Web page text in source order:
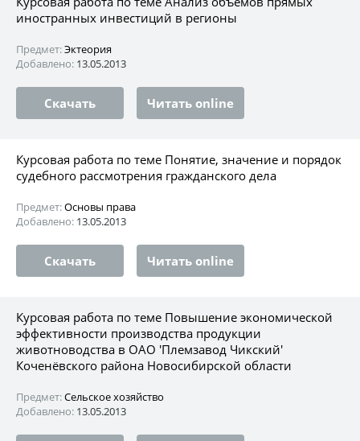
иностранных инвестиций в регионы
Предмет:Эктеория
Добавлено: 13.05.2013
Скачать Читать online
Курсовая работа по теме Понятие, значение и порядок
судебного рассмотрения гражданского дела
Предмет:Основы права
Добавлено: 13.05.2013
Скачать Читать online
Курсовая работа по теме Повышение экономической
эффективности производства продукции
животноводства в ОАО 'Племзавод Чикский'
Коченёвского района Новосибирской области
Предмет:Сельское хозяйство
Добавлено: 13.05.2013